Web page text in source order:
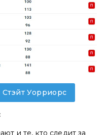
Стэйт Уорриорс
и те, кто следит за